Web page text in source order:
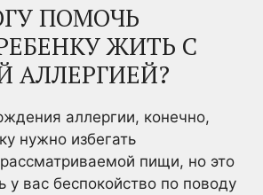
ПОМОЧЬ
ЖИТЬ С
АЛЛЕРГИЕЙ?
аллергии, конечно,
нужно избегать
пищи, но это
у вас беспокойство по поводу